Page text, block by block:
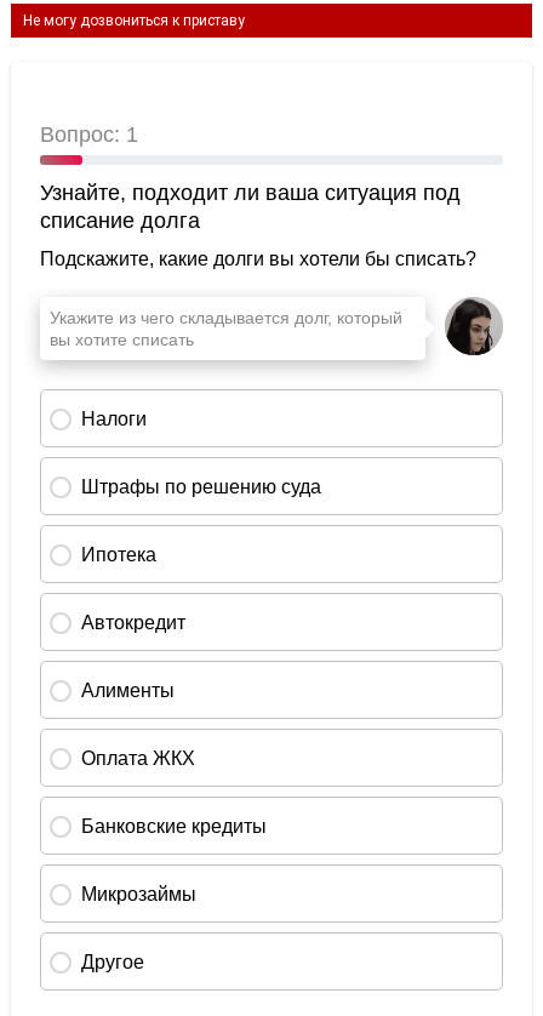
Не могу дозвониться к приставу